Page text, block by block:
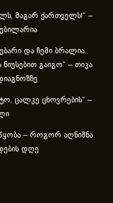
მაგარ ქართველს!“ –
და ჩემი ბრალია..
გაიგო“ – თიკა
ცალ­კე ცხოვ­რე­ბის“ –
– როგორ აღნიშნა
დღე